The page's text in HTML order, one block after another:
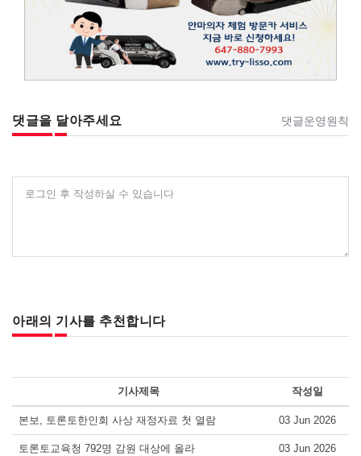
댓글을 달아주세요 댓글운영원칙
로그인 후 작성하실 수 있습니다
아래의 기사를 추천합니다
기사제목 작성일
본보, 토론토한인회 사상 재정자료 첫 열람 03 Jun 2026
토론토교육청 792명 감원 대상에 올라 03 Jun 2026